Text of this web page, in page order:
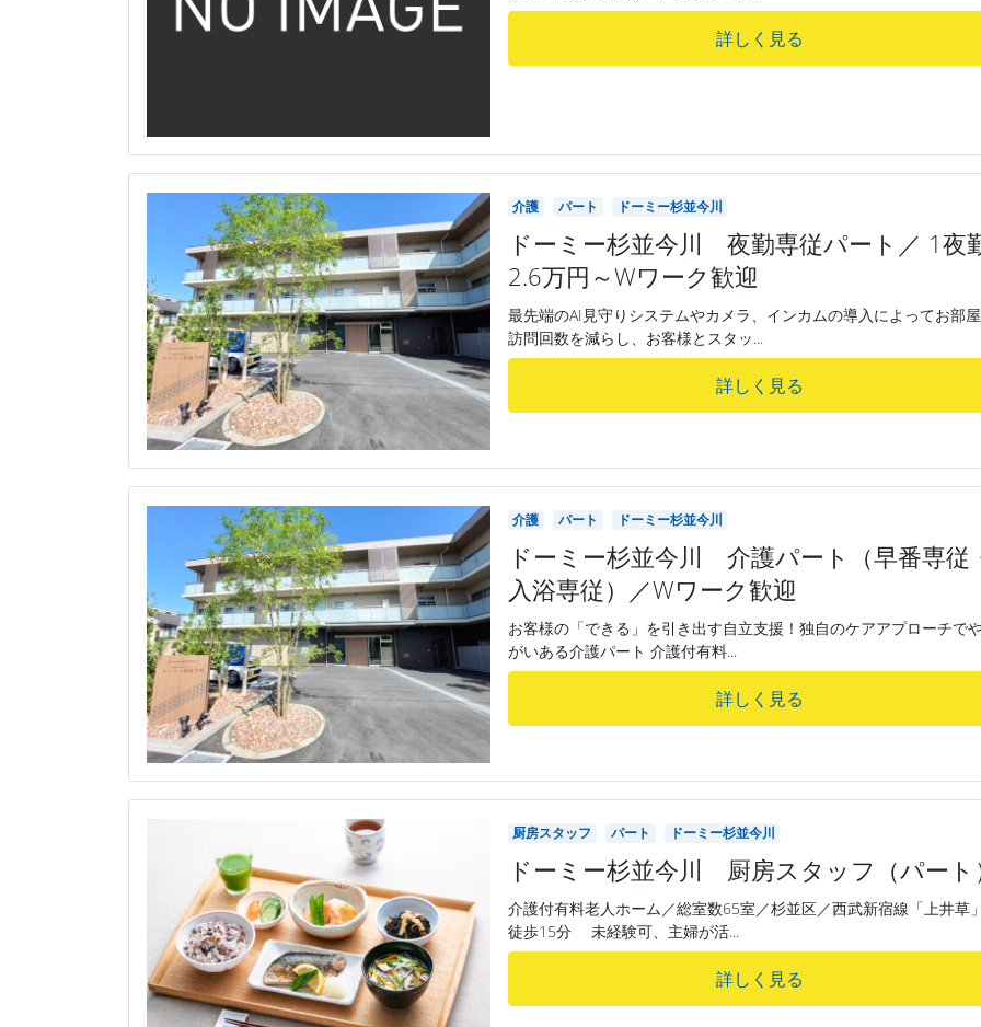
詳しく見る
介護 パート ドーミー杉並今川
ドーミー杉並今川 夜勤専従パート／ 1夜
2.6万円～Wワーク歓迎
最先端のAI見守りシステムやカメラ、インカムの導入によってお部
訪問回数を減らし、お客様とスタッ...
詳しく見る
介護 パート ドーミー杉並今川
ドーミー杉並今川 介護パート（早番専従
入浴専従）／Wワーク歓迎
お客様の「できる」を引き出す自立支援！独自のケアアプローチで
がいある介護パート 介護付有料...
詳しく見る
厨房スタッフ パート ドーミー杉並今川
ドーミー杉並今川 厨房スタッフ（パート
介護付有料老人ホーム／総室数65室／杉並区／西武新宿線「上井草
徒歩15分 未経験可、主婦が活...
詳しく見る